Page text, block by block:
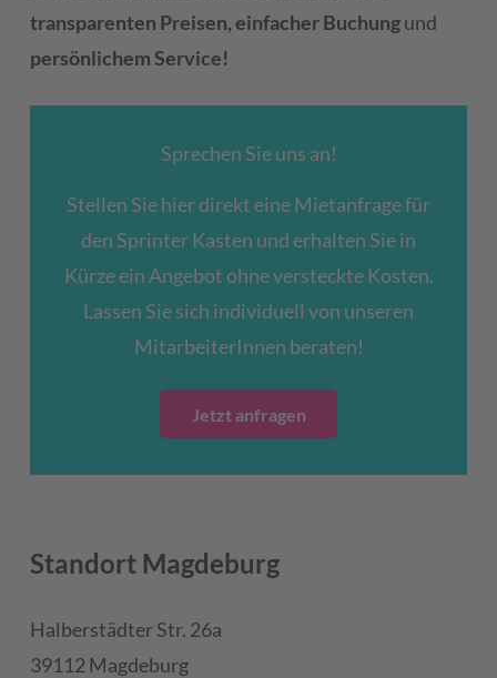
transparenten Preisen, einfacher Buchungund
persönlichem Service!
Sprechen Sie uns an!
Stellen Sie hier direkt eine Mietanfrage für
den Sprinter Kasten und erhalten Sie in
Kürze ein Angebot ohne versteckte Kosten.
Lassen Sie sich individuell von unseren
MitarbeiterInnen beraten!
Jetzt anfragen
Standort Magdeburg
Halberstädter Str. 26a
39112 Magdeburg